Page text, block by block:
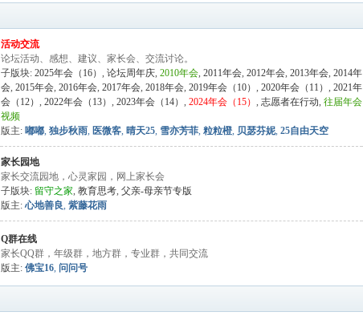
活动交流
论坛活动、感想、建议、家长会、交流讨论。
子版块: 2025年会（16） , 论坛周年庆, 2010年会, 2011年会, 2012年会, 2013年会, 2014年
会, 2015年会, 2016年会, 2017年会, 2018年会, 2019年会（10） , 2020年会（11） , 2021年
会（12） , 2022年会（13） , 2023年会（14） , 2024年会（15） , 志愿者在行动, 往届年会
视频
版主: 嘟嘟, 独步秋雨, 医微客, 晴天25, 雪亦芳菲, 粒粒橙, 贝瑟芬妮, 25自由天空
家长园地
家长交流园地，心灵家园，网上家长会
子版块: 留守之家, 教育思考, 父亲-母亲节专版
版主:心地善良, 紫藤花雨
Q群在线
家长QQ群，年级群，地方群，专业群，共同交流
版主: 佛宝16, 问问号